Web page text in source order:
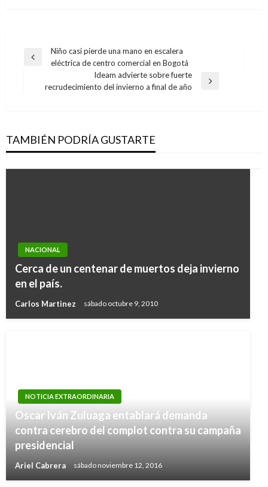
Navegación
entradas
Entrada
Niño casi pierde una mano en escalera
eléctrica de centro comercial en Bogotá
Entrada
Ideam advierte sobre fuerte
recrudecimiento del invierno a final de año
TAMBIÉN PODRÍA GUSTARTE
NACIONAL
Cerca de un centenar de muertos deja invierno
en el país.
Carlos Martinez sábado octubre 9, 2010
NOTICIA EXTRAORDINARIA
Oscar Iván Zuluaga entablará demanda
contra cerebro del complot contra su campaña
presidencial
Ariel Cabrera sábado noviembre 12, 2016